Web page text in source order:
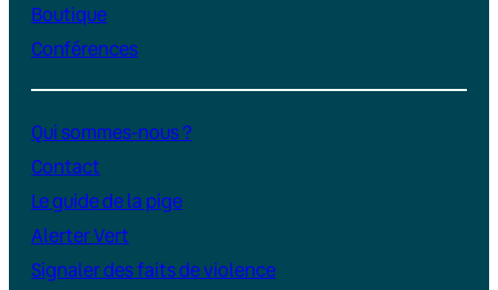
Boutique
Conférences
Qui sommes-nous ?
Contact
Le guide de la pige
Alerter Vert
Signaler des faits de violence